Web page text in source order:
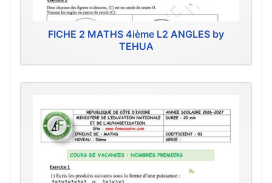
FICHE 2 MATHS 4ième L2 ANGLES by
TEHUA